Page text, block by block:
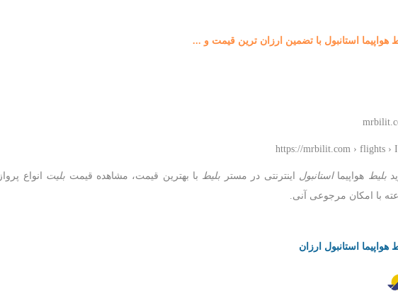
هواپیما استانبول با تضمین ارزان ترین قیمت و ...
https://mrbilit.com › flights ›
بلیط هواپیمااستانبول اینترنتی در مستر بلیط با بهترین قیمت، مشاهده قیمت بلیت انواع
با امکان مرجوعی آنی.
هواپیما استانبول ارزان